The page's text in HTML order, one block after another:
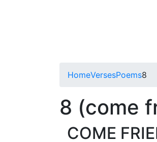
HomeVersesPoems8
8 (come
COME